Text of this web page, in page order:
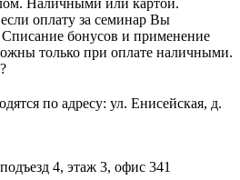
оплату за семинар Вы
бонусов и применение
только при оплате наличными.
по адресу: ул. Енисейская, д.
4, этаж 3, офис 341